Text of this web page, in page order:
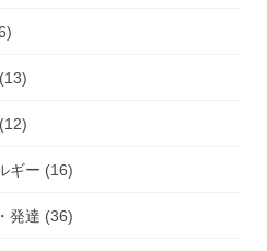
ギー (16)
発達 (36)